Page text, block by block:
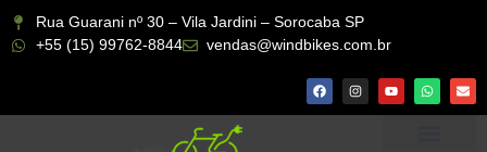
Rua Guarani nº 30 – Vila Jardini – Sorocaba SP
+55 (15) 99762-8844
vendas@windbikes.com.br